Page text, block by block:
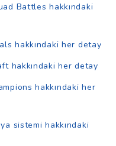
Battles hakkındaki
hakkındaki her detay
hakkındaki her detay
hakkındaki her
sistemi hakkındaki